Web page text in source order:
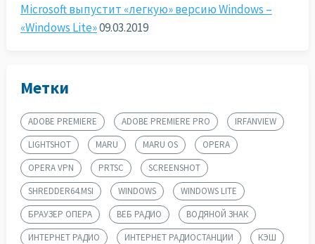
Microsoft выпустит «легкую» версию Windows –
«Windows Lite»09.03.2019
Метки
ADOBE PREMIERE ADOBE PREMIERE PRO
IRFANVIEW
LIGHTSHOT
MARU MARU OS
OPERA
OPERA VPN
PRTSC
SCREENSHOT
SHREDDER64.MSI
WINDOWS
WINDOWS LITE
БРАУЗЕР ОПЕРА
ВЕБ РАДИО
ВОДЯНОЙ ЗНАК
ИНТЕРНЕТ РАДИО
ИНТЕРНЕТ РАДИОСТАНЦИИ
КЭШ